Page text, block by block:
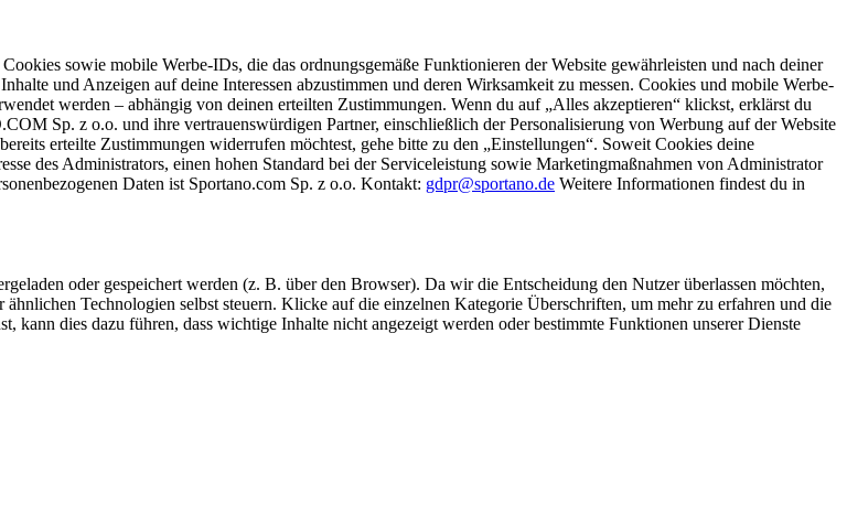
sowie mobile Werbe-IDs, die das ordnungsgemäße Funktionieren der Website gewährleisten und nach deiner
und Anzeigen auf deine Interessen abzustimmen und deren Wirksamkeit zu messen. Cookies und mobile Werbe-
werden – abhängig von deinen erteilten Zustimmungen. Wenn du auf „Alles akzeptieren“ klickst, erklärst du
Sp. z o.o. und ihre vertrauenswürdigen Partner, einschließlich der Personalisierung von Werbung auf der Website
erteilte Zustimmungen widerrufen möchtest, gehe bitte zu den „Einstellungen“. Soweit Cookies deine
des Administrators, einen hohen Standard bei der Serviceleistung sowie Marketingmaßnahmen von Administrator
Daten ist Sportano.com Sp. z o.o. Kontakt: gdpr@sportano.de Weitere Informationen findest du in
oder gespeichert werden (z. B. über den Browser). Da wir die Entscheidung den Nutzer überlassen möchten,
Technologien selbst steuern. Klicke auf die einzelnen Kategorie Überschriften, um mehr zu erfahren und die
kann dies dazu führen, dass wichtige Inhalte nicht angezeigt werden oder bestimmte Funktionen unserer Dienste